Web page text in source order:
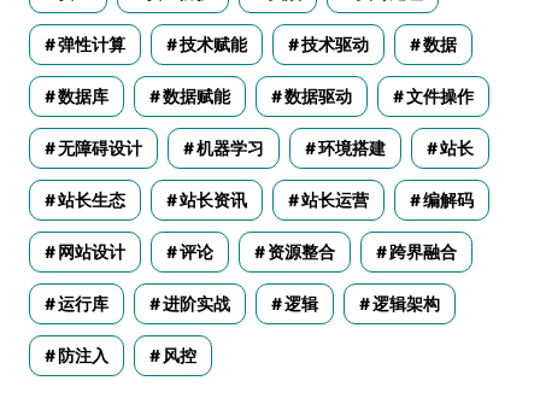
弹性计算 技术赋能 技术驱动 数据
数据库 数据赋能 数据驱动 文件操作
无障碍设计 机器学习 环境搭建 站长
站长生态 站长资讯 站长运营 编解码
网站设计 评论 资源整合 跨界融合
运行库 进阶实战 逻辑 逻辑架构
防注入 风控